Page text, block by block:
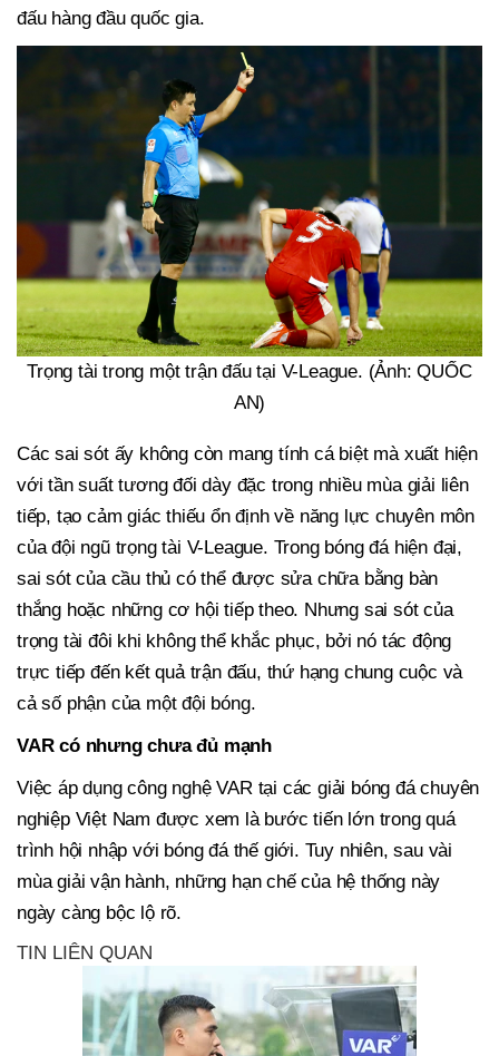
đấu hàng đầu quốc gia.
Trọng tài trong một trận đấu tại V-League. (Ảnh: QUỐC
AN)
Các sai sót ấy không còn mang tính cá biệt mà xuất hiện
với tần suất tương đối dày đặc trong nhiều mùa giải liên
tiếp, tạo cảm giác thiếu ổn định về năng lực chuyên môn
của đội ngũ trọng tài V-League. Trong bóng đá hiện đại,
sai sót của cầu thủ có thể được sửa chữa bằng bàn
thắng hoặc những cơ hội tiếp theo. Nhưng sai sót của
trọng tài đôi khi không thể khắc phục, bởi nó tác động
trực tiếp đến kết quả trận đấu, thứ hạng chung cuộc và
cả số phận của một đội bóng.
VAR có nhưng chưa đủ mạnh
Việc áp dụng công nghệ VAR tại các giải bóng đá chuyên
nghiệp Việt Nam được xem là bước tiến lớn trong quá
trình hội nhập với bóng đá thế giới. Tuy nhiên, sau vài
mùa giải vận hành, những hạn chế của hệ thống này
ngày càng bộc lộ rõ.
TIN LIÊN QUAN